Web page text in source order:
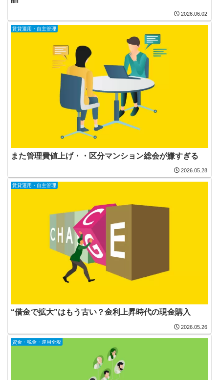
2026.06.02
賃貸運用・自主管理
また管理費値上げ・・区分マンション総会が嫌すぎる
2026.05.28
賃貸運用・自主管理
“借金で拡大”はもう古い？金利上昇時代の現金購入
2026.05.26
資金・税金・運用全般